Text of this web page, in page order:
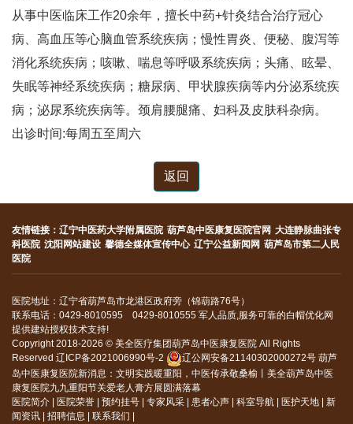
从事中医临床工作20余年，擅长中药+针灸结合治疗冠心
病、高血压等心脑血管系统疾病；慢性胃炎、便秘、腹泻等
消化系统疾病；咳嗽、喘息等呼吸系统疾病；头痛、眩晕、
失眠等神经系统疾病；糖尿病、甲状腺疾病等内分泌系统疾
病；泌尿系统疾病等。颈肩腰腿痛、妇科及皮肤科杂病。
出诊时间:每周五至周六
返回
友情链接： 辽宁中医药大学附属医院 葫芦岛中医康复医院官网 大连静脉曲张专
科医院 沈阳网站建设 馨德全媒体宣传中心 辽宁公益新闻网 葫芦岛市第二人民
医院
医院地址：辽宁省葫芦岛市龙港区政府旁（锦葫路76号）
联系电话：0429-8010595 0429-8010555 军人品质,服务可靠的白帽优化网
提供建站授权技术支持!
Copyright 2018-2026 © 美全医疗集团葫芦岛中医康复医院 All Rights
Reserved 辽ICP备2021006990号-2 辽公网安备21140302000272号 葫芦
岛中医康复医院新消息： 文明实践暖重阳，中医传承敬桑榆丨美全葫芦岛中医
康复医院九九重阳节关爱老人膏方展圆满落幕
医院简介
医院荣誉 预约挂号 专家风采 患者心声 科室导航 医护天地
新
闻资讯
招聘信息 联系我们